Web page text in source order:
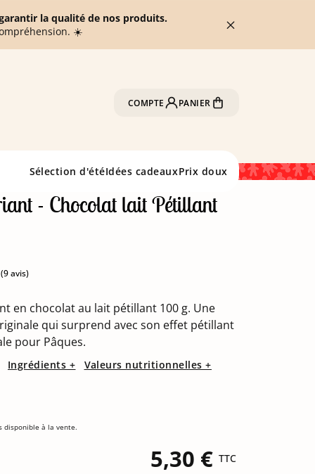
la qualité de nos produits.
☀️
COMPTE PANIER
Sélection d'étéIdées cadeauxPrix doux
- Chocolat lait Pétillant
(9 avis)
en chocolat au lait pétillant 100 g. Une
qui surprend avec son effet pétillant
pour Pâques.
Ingrédients +
Valeurs nutritionnelles +
disponible à la vente.
5,30 € TTC